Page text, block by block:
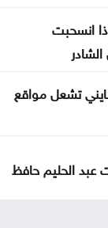
انسحبت
تشعل مواقع
عبد الحليم حافظ